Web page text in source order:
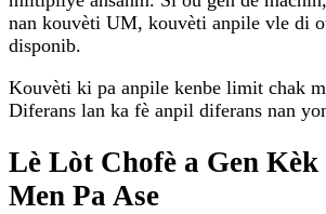
nan kouvèti UM, kouvèti anpile vle di
disponib.
Kouvèti ki pa anpile kenbe limit chak
Diferans lan ka fè anpil diferans nan
Lè Lòt Chofè a Gen
Men Pa Ase